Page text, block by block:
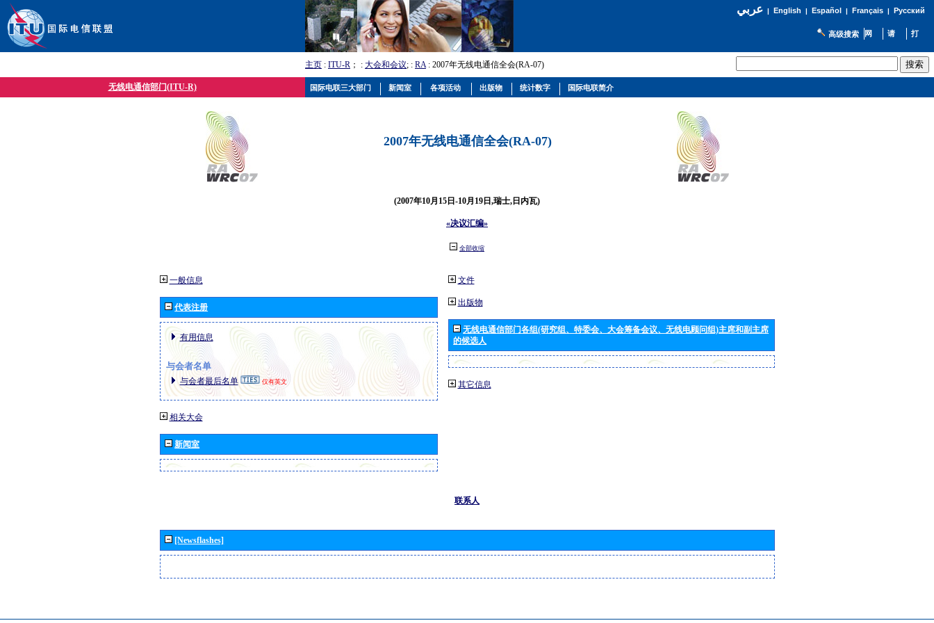
عربي| English | Español | Français| Русский
高级搜索
主页 : ITU-R ； : 大会和会议; : RA: 2007年无线电通信全会(RA-07)
无线电通信部门(ITU-R)
2007年无线电通信全会(RA-07)
(2007年10月15日-10月19日,瑞士,日内瓦)
«决议汇编»
全部收缩
一般信息
代表注册
有用信息
与会者名单
与会者最后名单 仅有英文
相关大会
新闻室
文件
出版物
无线电通信部门各组(研究组、特委会、大会筹备会议、无线电顾问组)主席和副主席
的候选人
其它信息
联系人
[Newsflashes]
国际电联三大部门 新闻室 各项活动 出版物 统计数字 国际电联简介